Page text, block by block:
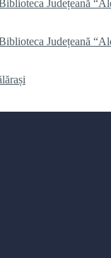
Județeană
Județeană